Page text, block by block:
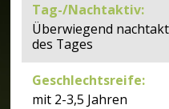
Tag-/Nachtaktiv:
Überwiegend
des Tages
Geschlechtsreife:
mit 2-3,5 Jahren